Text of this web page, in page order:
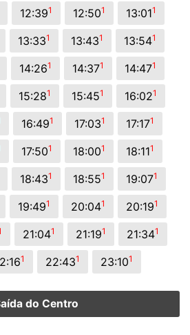
12:391 12:501 13:011
13:331 13:431 13:541
14:261 14:371 14:471
15:281 15:451 16:021
16:491 17:031 17:171
17:501 18:001 18:111
18:431 18:551 19:071
19:491 20:041 20:191
21:041 21:191 21:341
1 22:431 23:101
do Centro